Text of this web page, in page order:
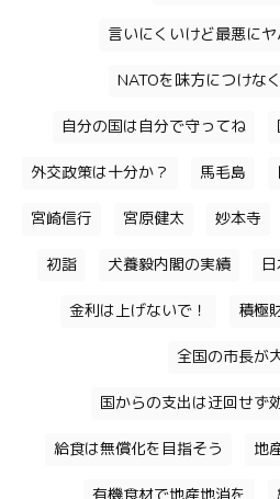
言いにくいけど最悪に
NATOを味方につけな
自分の国は自分で守ってね
外交政策は十分か？ 馬毛島
宮崎信行 宮原健太 妙本寺
初詣 犬養毅内閣の実績
金利は上げないで！ 積極
全国の市長が
国からの支出は迂回せず
給食は無償化を目指そう 地